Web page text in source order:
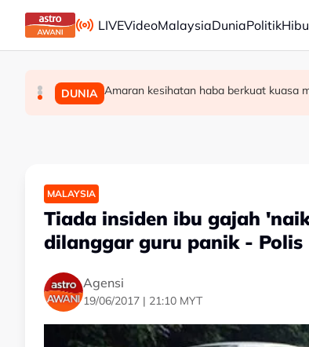
Skip to main content
LIVEVideoMalaysiaDuniaPolitik
MALAYSIA Enam individu direman seminggu
POLITIK PH Pulau Pinang kekalkan exco BN
DUNIA Amaran kesihatan haba berkuat kuasa
MALAYSIA
Tiada insiden ibu gajah
dilanggar guru panik - Polis
Agensi
19/06/2017 | 21:10 MYT